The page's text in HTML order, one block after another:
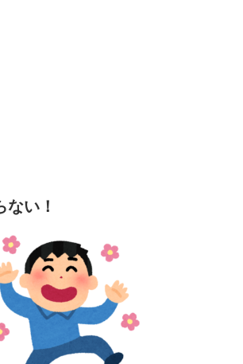
い！